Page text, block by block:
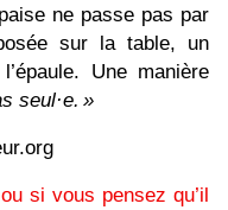
ne passe pas par
sur la table, un
Une manière
seul·e. »
si vous pensez qu’il